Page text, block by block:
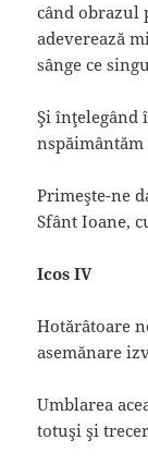
când
adeverează
sânge ce
Şi înţelegând
Primeşte-ne
Sfânt Ioane,
Icos IV
Hotărâtoare
asemănare
Umblarea
totuşi şi